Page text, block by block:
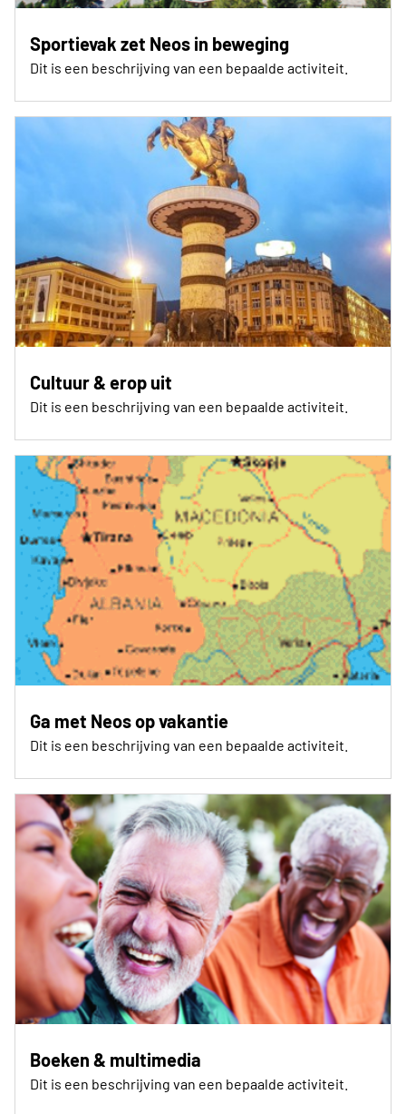
Sportievak zet Neos in beweging
Dit is een beschrijving van een bepaalde activiteit.
Cultuur & erop uit
Dit is een beschrijving van een bepaalde activiteit.
Ga met Neos op vakantie
Dit is een beschrijving van een bepaalde activiteit.
Boeken & multimedia
Dit is een beschrijving van een bepaalde activiteit.